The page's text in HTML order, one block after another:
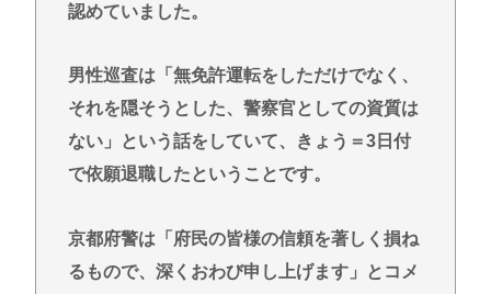
認めていました。
男性巡査は「無免許運転をしただけでなく、
それを隠そうとした、警察官としての資質は
ない」という話をしていて、きょう＝3日付
で依願退職したということです。
京都府警は「府民の皆様の信頼を著しく損ね
るもので、深くおわび申し上げます」とコメ